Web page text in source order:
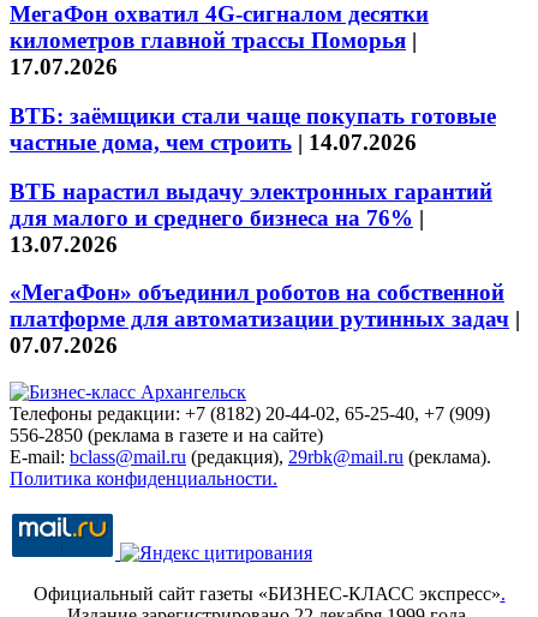
МегаФон охватил 4G-сигналом десятки
километров главной трассы Поморья |
17.07.2026
ВТБ: заёмщики стали чаще покупать готовые
частные дома, чем строить | 14.07.2026
ВТБ нарастил выдачу электронных гарантий
для малого и среднего бизнеса на 76% |
13.07.2026
«МегаФон» объединил роботов на собственной
платформе для автоматизации рутинных задач |
07.07.2026
Телефоны редакции: +7 (8182) 20-44-02, 65-25-40, +7 (909)
556-2850 (реклама в газете и на сайте)
E-mail: bclass@mail.ru (редакция), 29rbk@mail.ru (реклама).
Политика конфиденциальности.
Официальный сайт газеты «БИЗНЕС-КЛАСС экспресс».